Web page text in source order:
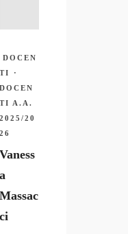
DOCEN
TI
·
DOCEN
TI A.A.
2025/20
26
Vaness
a
Massac
ci